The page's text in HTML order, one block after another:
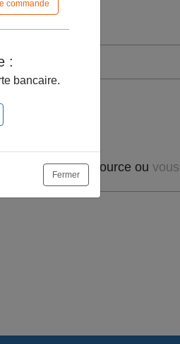
connecter;
et son document source ou
commande
:
bancaire.
Fermer